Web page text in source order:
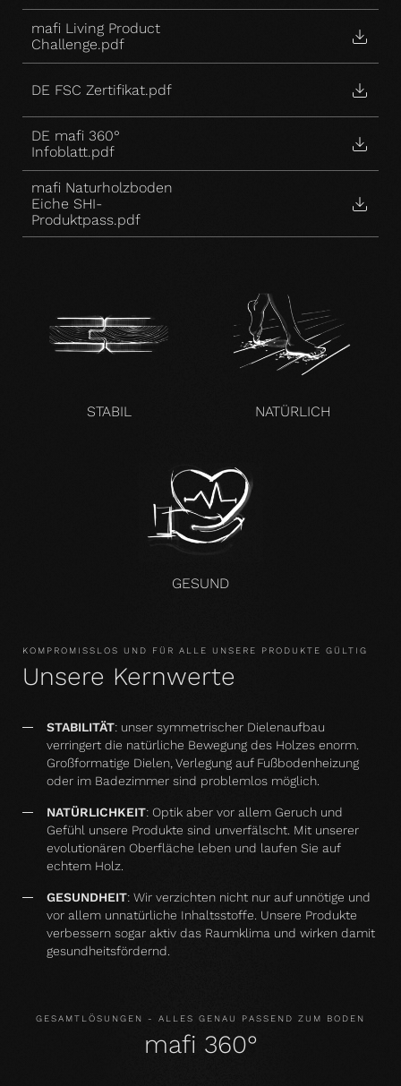
mafi Living Product
Challenge.pdf
DE FSC Zertifikat.pdf
DE mafi 360°
Infoblatt.pdf
mafi Naturholzboden
Eiche SHI-
Produktpass.pdf
STABIL NATÜRLICH
GESUND
KOMPROMISSLOS UND FÜR ALLE UNSERE PRODUKTE GÜLTIG
Unsere Kernwerte
STABILITÄT: unser symmetrischer Dielenaufbau
verringert die natürliche Bewegung des Holzes enorm.
Großformatige Dielen, Verlegung auf Fußbodenheizung
oder im Badezimmer sind problemlos möglich.
NATÜRLICHKEIT: Optik aber vor allem Geruch und
Gefühl unsere Produkte sind unverfälscht. Mit unserer
evolutionären Oberfläche leben und laufen Sie auf
echtem Holz.
GESUNDHEIT: Wir verzichten nicht nur auf unnötige und
vor allem unnatürliche Inhaltsstoffe. Unsere Produkte
verbessern sogar aktiv das Raumklima und wirken damit
gesundheitsfördernd.
GESAMTLÖSUNGEN - ALLES GENAU PASSEND ZUM BODEN
mafi 360°